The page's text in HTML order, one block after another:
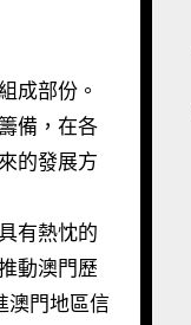
備，在各
的發展方
有熱忱的
動澳門歷
澳門地區信